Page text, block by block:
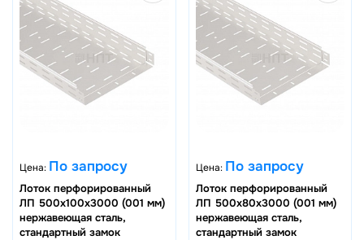
Цена: По запросу
Лоток перфорированный
ЛП 500х100х3000 (001 мм)
нержавеющая сталь,
стандартный замок
Цена: По запросу
Лоток перфорированный
ЛП 500х80х3000 (001 мм)
нержавеющая сталь,
стандартный замок